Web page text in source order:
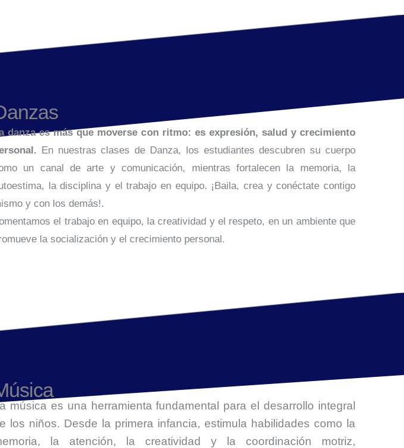
danza es más que moverse con ritmo: es expresión, salud y crecimiento
En nuestras clases de Danza, los estudiantes descubren su cuerpo
un canal de arte y comunicación, mientras fortalecen la memoria, la
la disciplina y el trabajo en equipo. ¡Baila, crea y conéctate contigo
y con los demás!.
el trabajo en equipo, la creatividad y el respeto, en un ambiente que
la socialización y el crecimiento personal.
música es una herramienta fundamental para el desarrollo integral
los niños. Desde la primera infancia, estimula habilidades como la
la atención, la creatividad y la coordinación motriz,